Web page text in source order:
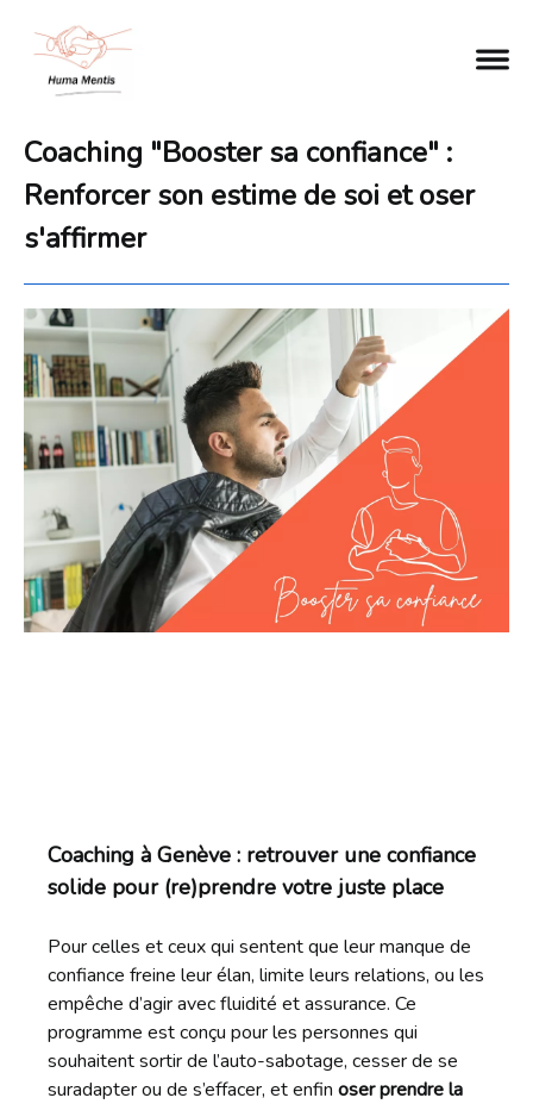
Coaching "Booster sa confiance" :
Renforcer son estime de soi et oser
s'affirmer
Coaching à Genève : retrouver une confiance
solide pour (re)prendre votre juste place
Pour celles et ceux qui sentent que leur manque de
confiance freine leur élan, limite leurs relations, ou les
empêche d’agir avec fluidité et assurance. Ce
programme est conçu pour les personnes qui
souhaitent sortir de l’auto-sabotage, cesser de se
suradapter ou de s’effacer, et enfin oser prendre la